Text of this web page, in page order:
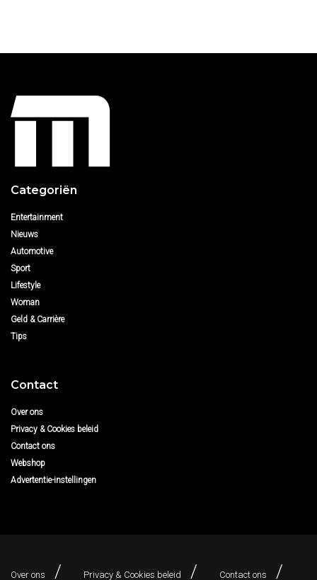
Categoriën
Entertainment
Nieuws
Automotive
Sport
Lifestyle
Woman
Geld & Carrière
Tips
Contact
Over ons
Privacy & Cookies beleid
Contact ons
Webshop
Advertentie-instellingen
Over ons Privacy & Cookies beleid Contact ons